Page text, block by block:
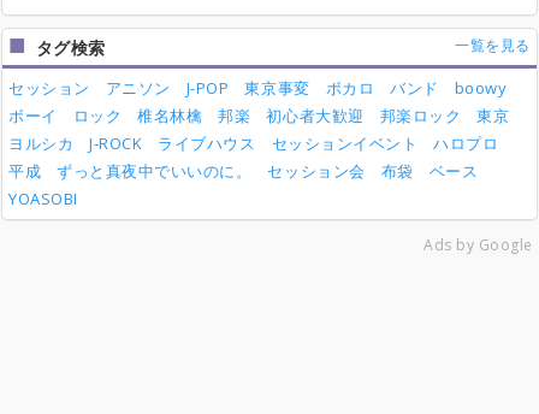
タグ検索 一覧を見る
セッション アニソン J-POP 東京事変 ボカロ バンド
boowy
ボーイ
ロック 椎名林檎 邦楽 初心者大歓迎 邦楽ロック
東京
ヨルシカ
J-ROCK ライブハウス セッションイベント
ハロプロ
平成
ずっと真夜中でいいのに。 セッション会 布袋
ベース
YOASOBI
Ads by Google